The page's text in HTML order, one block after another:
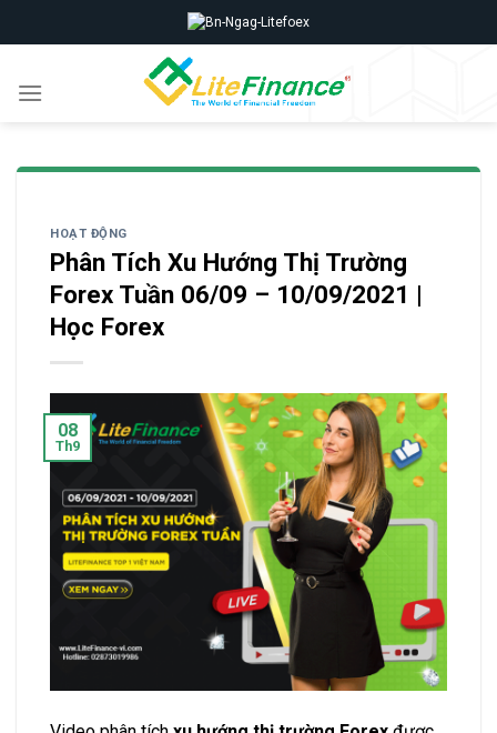
to
HOẠT ĐỘNG
Phân Tích Xu Hướng Thị Trường
Forex Tuần 06/09 – 10/09/2021 |
Học Forex
08
Th9